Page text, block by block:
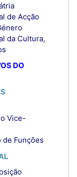
de Acção
da Cultura,
DO
Vice-
Funções